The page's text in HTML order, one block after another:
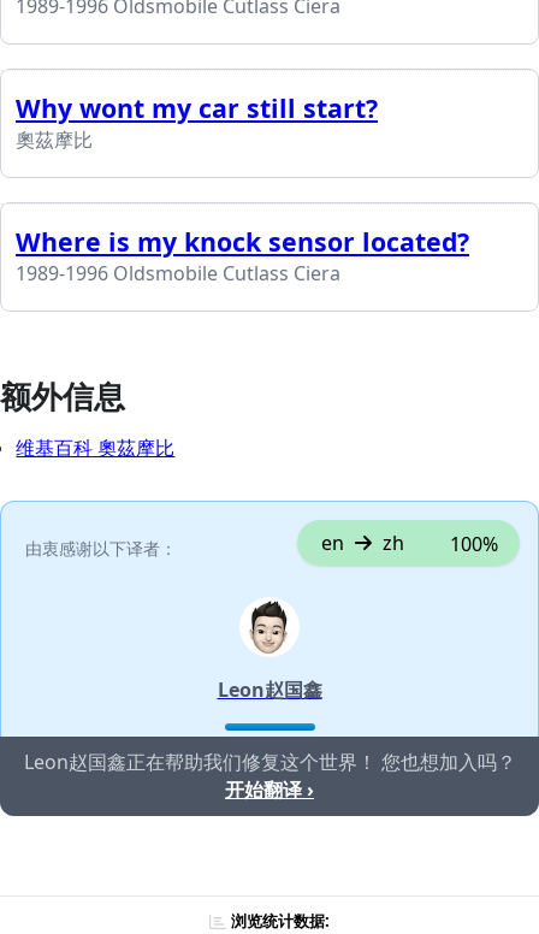
1989-1996 Oldsmobile Cutlass Ciera
Why wont my car still start?
奧茲摩比
Where is my knock sensor located?
1989-1996 Oldsmobile Cutlass Ciera
额外信息
维基百科 奧茲摩比
由衷感谢以下译者： en zh 100%
Leon赵国鑫
Leon赵国鑫正在帮助我们修复这个世界！ 您也想加入吗？
开始翻译 ›
浏览统计数据: